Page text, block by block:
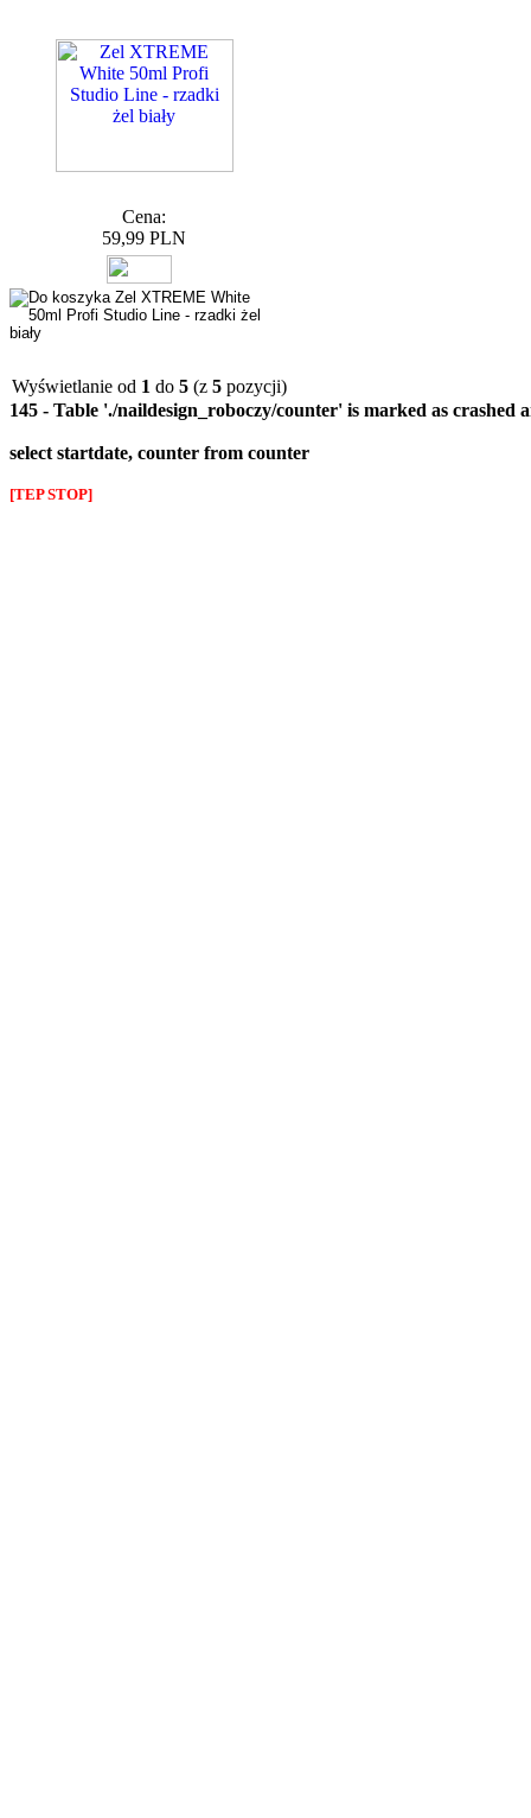
Cena:
59,99 PLN
Wyświetlanie od 1 do 5 (z 5 pozycji)
145 - Table './naildesign_roboczy/counter' is marked as crashed
select startdate, counter from counter
[TEP STOP]